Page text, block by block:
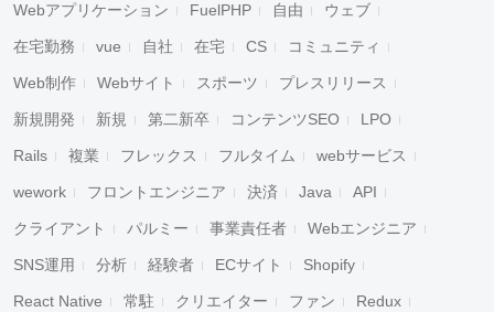
Webアプリケーション FuelPHP 自由 ウェブ
在宅勤務 vue 自社 在宅 CS コミュニティ
Web制作 Webサイト スポーツ プレスリリース
新規開発 新規 第二新卒 コンテンツSEO LPO
Rails 複業 フレックス フルタイム webサービス
wework フロントエンジニア 決済 Java API
クライアント パルミー 事業責任者 Webエンジニア
SNS運用 分析 経験者 ECサイト Shopify
React Native 常駐 クリエイター ファン Redux